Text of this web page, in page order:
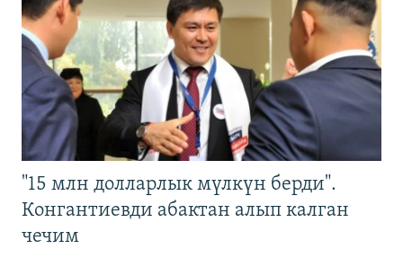
"15 млн долларлык мүлкүн берди".
Конгантиевди абактан алып калган
чечим